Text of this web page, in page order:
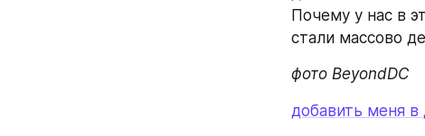
Почему у нас в
стали массово
фото BeyondDC
добавить меня в